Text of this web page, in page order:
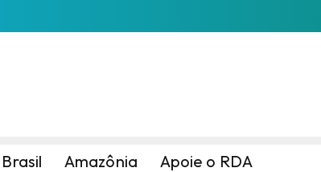
Brasil Amazônia Apoie o RDA